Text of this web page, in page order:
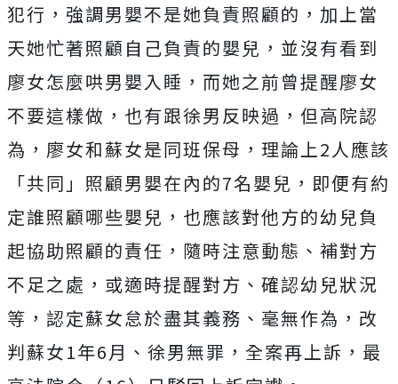
犯行，強調男嬰不是她負責照顧的，加上當
天她忙著照顧自己負責的嬰兒，並沒有看到
廖女怎麼哄男嬰入睡，而她之前曾提醒廖女
不要這樣做，也有跟徐男反映過，但高院認
為，廖女和蘇女是同班保母，理論上2人應該
「共同」照顧男嬰在內的7名嬰兒，即便有約
定誰照顧哪些嬰兒，也應該對他方的幼兒負
起協助照顧的責任，隨時注意動態、補對方
不足之處，或適時提醒對方、確認幼兒狀況
等，認定蘇女怠於盡其義務、毫無作為，改
判蘇女1年6月、徐男無罪，全案再上訴，最